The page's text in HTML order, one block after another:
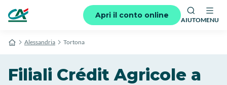
Apri il conto online
AIUTOMENU
Alessandria Tortona
Filiali Crédit Agricole a